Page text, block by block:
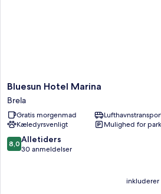
Bluesun
Hotel
Marina
Brela
Bluesun Hotel Marina
Brela
Gratis morgenmad
Kæledyrsvenligt
Mulighed for
8.0
ud
8,0 Alletiders
30 anmeldelser
inkluderer